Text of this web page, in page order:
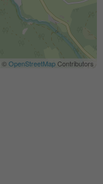
©OpenStreetMapContributors